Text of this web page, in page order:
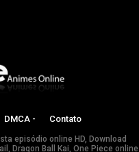
DMCA - Contato
episódio online HD, Download
Dragon Ball Kai, One Piece online